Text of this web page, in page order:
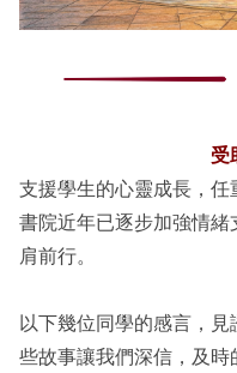
受
支援學生的心靈成長，任
書院近年已逐步加強情
肩前行。
以下幾位同學的感言，
些故事讓我們深信，及